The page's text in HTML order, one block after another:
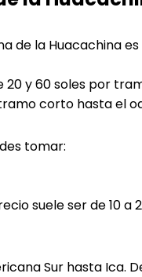
de la Huacachina
y 60 soles por
corto hasta el
tomar:
suele ser de 10
Sur hasta Ica.